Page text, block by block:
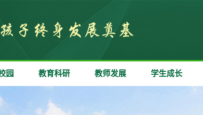
园 教育科研 教师发展 学生成长